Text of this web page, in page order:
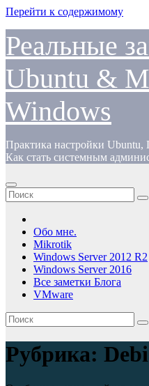
Перейти к содержимому
Реальные
Ubuntu &
Windows
Практика настройки Ubuntu,
Как стать системным
Обо мне.
Mikrotik
Windows Server 2012 R2
Windows Server 2016
Все заметки Блога
VMware
Рубрика: